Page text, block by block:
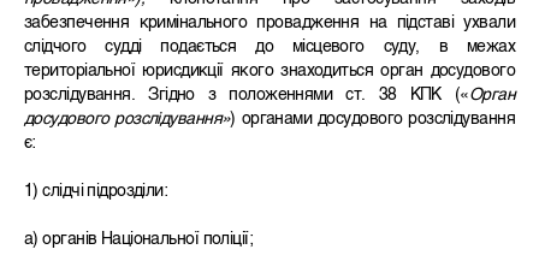
забезпечення кримінального провадження на підставі ухвали
слідчого судді подається до місцевого суду, в межах
територіальної юрисдикції якого знаходиться орган досудового
розслідування. Згідно з положеннями ст. 38 КПК («Орган
досудового розслідування») органами досудового розслідування
є:
1) слідчі підрозділи:
а) органів Національної поліції;